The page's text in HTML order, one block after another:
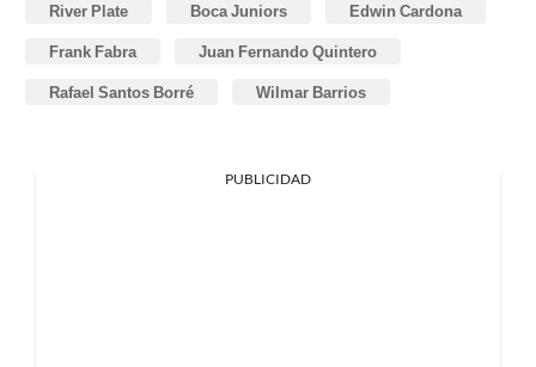
River Plate Boca Juniors Edwin Cardona
Frank Fabra Juan Fernando Quintero
Rafael Santos Borré Wilmar Barrios
PUBLICIDAD